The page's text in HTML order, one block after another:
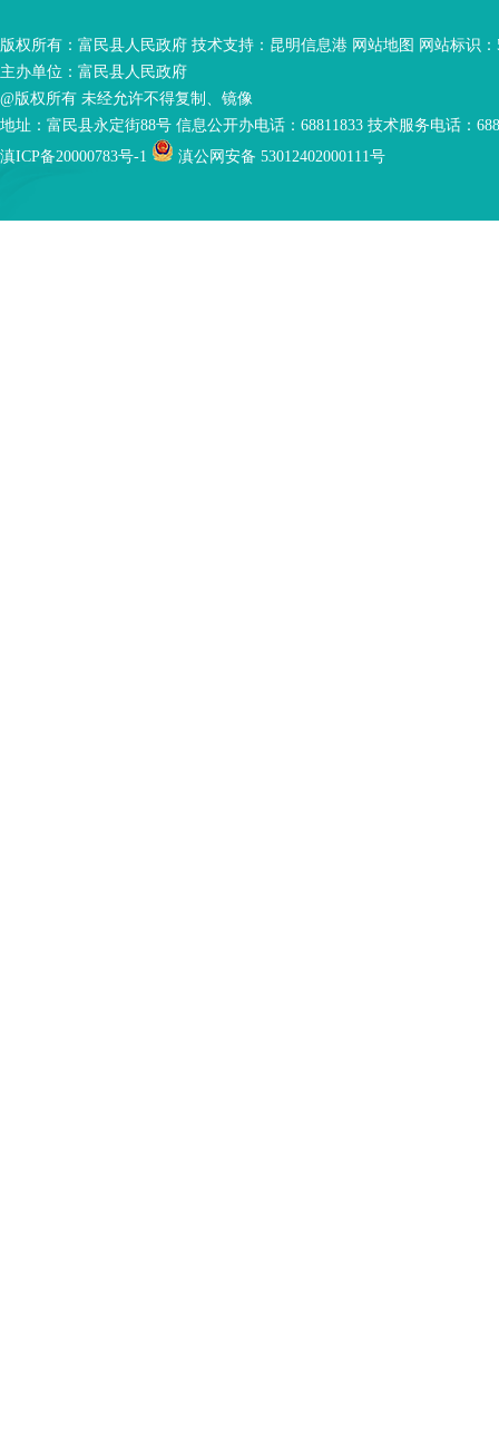
版权所有：富民县人民政府 技术支持： 昆明信息港 网站地图 网站标识：
主办单位：富民县人民政府
@版权所有 未经允许不得复制、镜像
地址：富民县永定街88号 信息公开办电话：68811833 技术服务电话：
滇ICP备20000783号-1
滇公网安备 53012402000111号